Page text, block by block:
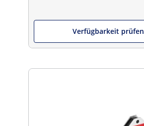
Verfügbarkeit prüfen